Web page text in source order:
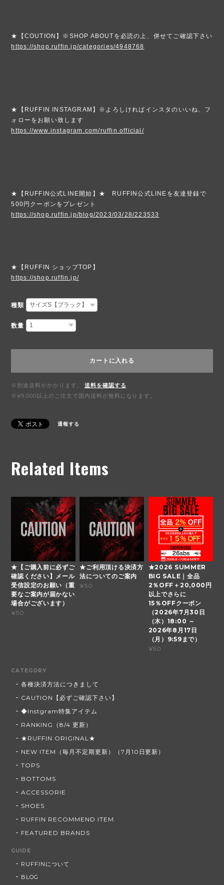
★【COUTION】※SHOP ABOUTを必読の上、併せてご確認下さい
https://shop.ruffin.jp/categories/4948768
★【RUFFIN INSTAGRAM】※よろしければインスタのいいね、フ
ォローをお願い致します
https://www.instagram.com/ruffin.official/
★【RUFFIN公式LINE開始】★ RUFFIN公式LINEを友達登録で
500円クーポンをプレゼント
https://shop.ruffin.jp/blog/2023/03/28/223533
★【RUFFIN ショップTOP】
https://shop.ruffin.jp/
種類
数量
カートに入れる
※別途送料がかかります。
送料を確認する
※¥9,000以上のご注文で国内送料が無料になります。
通報する
Related Items
★【ご購入前に必ずご
確認ください】メール
受信設定のお願い（重
要なご案内が届かない
場合がございます）
¥50
★ご利用頂ける決済方
法についてのご案内
¥50
★2026 SUMMER
BIG SALE｜全品
2％OFF＋20,000円
以上でさらに
15％OFFクーポン
（2026年7月30日
（木）18:00 ～
2026年8月17日
（月）9:59まで）
¥50
CATEGORY
各種決済方法につきまして
CAUTION【必ずご確認下さい】
◆Instgram特集アイテム
RANKING（8/4 更新）
★RUFFIN ORIGINAL★
NEW ITEM（毎月不定期更新）（7月10日更新）
TOPS
BOTTOMS
ACCESSORIE
SHOES
RUFFIN RECOMMEND ITEM
FEATURED BRANDS
GUIDE
RUFFINについて
BLOG